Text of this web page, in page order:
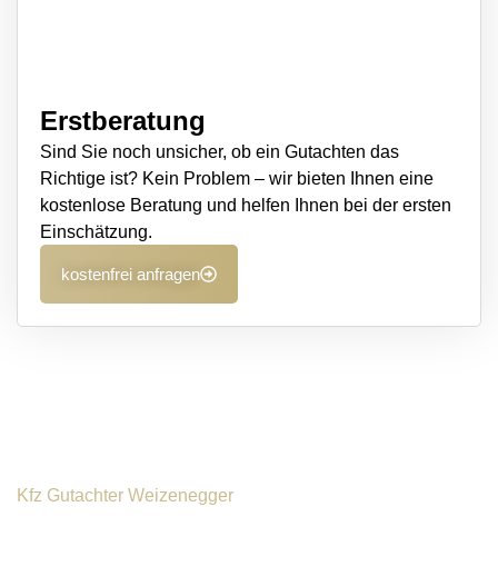
Erstberatung
Sind Sie noch unsicher, ob ein Gutachten das
Richtige ist? Kein Problem – wir bieten Ihnen eine
kostenlose Beratung und helfen Ihnen bei der ersten
Einschätzung.
kostenfrei anfragen
Kfz Gutachter Weizenegger